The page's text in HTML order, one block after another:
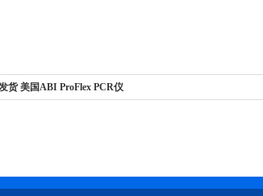
货 美国ABI ProFlex PCR仪